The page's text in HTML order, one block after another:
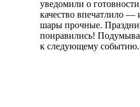
уведомили о
качество впечатлило —
шары прочные.
понравились!
к следующему событию.